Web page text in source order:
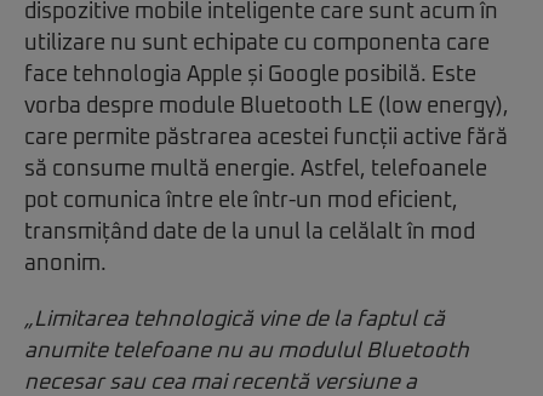
dispozitive mobile inteligente care sunt acum în
utilizare nu sunt echipate cu componenta care
face tehnologia Apple și Google posibilă. Este
vorba despre module Bluetooth LE (low energy),
care permite păstrarea acestei funcții active fără
să consume multă energie. Astfel, telefoanele
pot comunica între ele într-un mod eficient,
transmițând date de la unul la celălalt în mod
anonim.
„Limitarea tehnologică vine de la faptul că
anumite telefoane nu au modulul Bluetooth
necesar sau cea mai recentă versiune a